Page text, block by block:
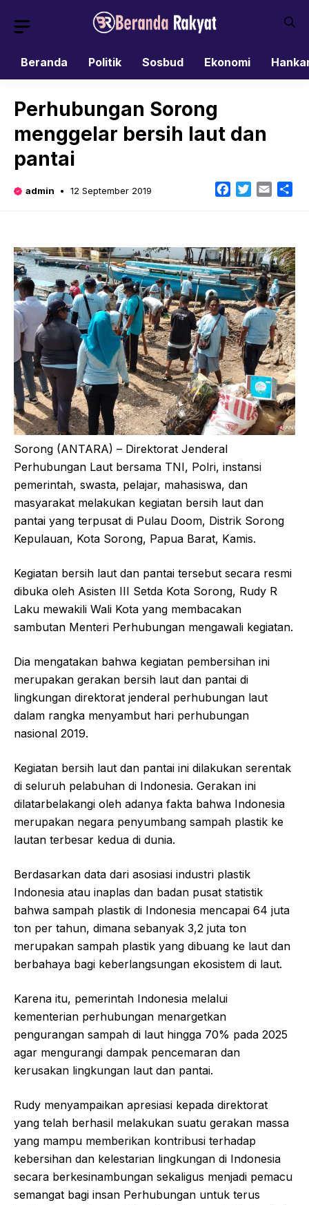
Beranda
Politik Sosbud Ekonomi
Perhubungan Sorong
menggelar bersih laut dan
pantai
admin 12 September 2019 Facebook
TwitterEmail
Sorong (ANTARA) – Direktorat Jenderal
Perhubungan Laut bersama TNI, Polri, instansi
pemerintah, swasta, pelajar, mahasiswa, dan
masyarakat melakukan kegiatan bersih laut dan
pantai yang terpusat di Pulau Doom, Distrik Sorong
Kepulauan, Kota Sorong, Papua Barat, Kamis.
Kegiatan bersih laut dan pantai tersebut secara resmi
dibuka oleh Asisten III Setda Kota Sorong, Rudy R
Laku mewakili Wali Kota yang membacakan
sambutan Menteri Perhubungan mengawali kegiatan.
Dia mengatakan bahwa kegiatan pembersihan ini
merupakan gerakan bersih laut dan pantai di
lingkungan direktorat jenderal perhubungan laut
dalam rangka menyambut hari perhubungan
nasional 2019.
Kegiatan bersih laut dan pantai ini dilakukan serentak
di seluruh pelabuhan di Indonesia. Gerakan ini
dilatarbelakangi oleh adanya fakta bahwa Indonesia
merupakan negara penyumbang sampah plastik ke
lautan terbesar kedua di dunia.
Berdasarkan data dari asosiasi industri plastik
Indonesia atau inaplas dan badan pusat statistik
bahwa sampah plastik di Indonesia mencapai 64 juta
ton per tahun, dimana sebanyak 3,2 juta ton
merupakan sampah plastik yang dibuang ke laut dan
berbahaya bagi keberlangsungan ekosistem di laut.
Karena itu, pemerintah Indonesia melalui
kementerian perhubungan menargetkan
pengurangan sampah di laut hingga 70% pada 2025
agar mengurangi dampak pencemaran dan
kerusakan lingkungan laut dan pantai.
Rudy menyampaikan apresiasi kepada direktorat
yang telah berhasil melakukan suatu gerakan massa
yang mampu memberikan kontribusi terhadap
kebersihan dan kelestarian lingkungan di Indonesia
secara berkesinambungan sekaligus menjadi pemacu
semangat bagi insan Perhubungan untuk terus